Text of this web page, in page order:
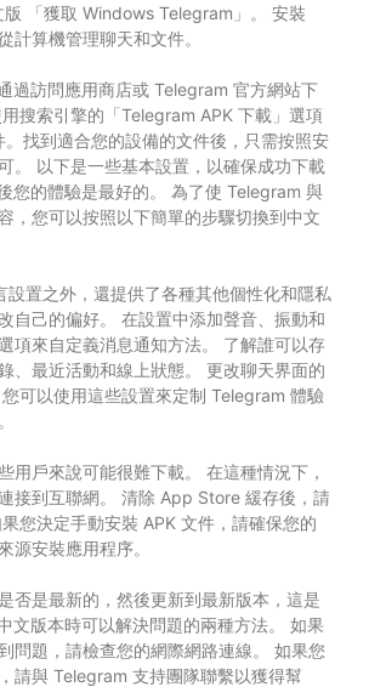
「獲取 Windows Telegram」。 安裝
計算機管理聊天和文件。
過訪問應用商店或 Telegram 官方網站下
搜索引擎的「Telegram APK 下載」選項
。找到適合您的設備的文件後，只需按照安
。 以下是一些基本設置，以確保成功下載
您的體驗是最好的。 為了使 Telegram 與
，您可以按照以下簡單的步驟切換到中文
置之外，還提供了各種其他個性化和隱私
自己的偏好。 在設置中添加聲音、振動和
項來自定義消息通知方法。 了解誰可以存
、最近活動和線上狀態。 更改聊天界面的
可以使用這些設置來定制 Telegram 體驗
用戶來說可能很難下載。 在這種情況下，
接到互聯網。 清除 App Store 緩存後，請
您決定手動安裝 APK 文件，請確保您的
源安裝應用程序。
否是最新的，然後更新到最新版本，這是
文版本時可以解決問題的兩種方法。 如果
問題，請檢查您的網際網路連線。 如果您
請與 Telegram 支持團隊聯繫以獲得幫